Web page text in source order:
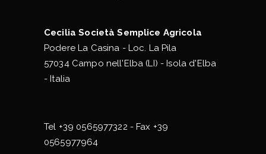
Cecilia Società Semplice Agricola
Podere La Casina - Loc. La Pila
57034 Campo nell'Elba (LI) - Isola d'Elba
- Italia
Tel +39 0565977322 - Fax +39
0565977964